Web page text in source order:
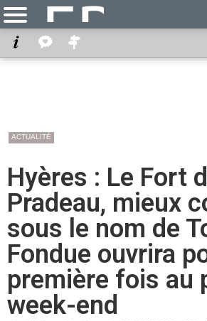
ACTUALITÉ
Hyères : Le Fort
Pradeau, mieux
sous le nom de
Fondue ouvrira
première fois au
week-end